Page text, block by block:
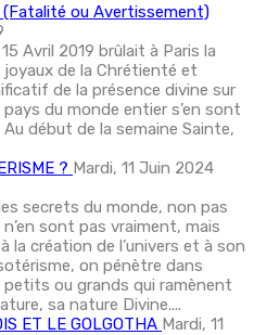
(Fatalité ou Avertissement)
2019 brûlait à Paris la
de la Chrétienté et
de la présence divine sur
du monde entier s’en sont
début de la semaine Sainte,
? Mardi, 11 Juin 2024
secrets du monde, non pas
sont pas vraiment, mais
la création de l’univers et à son
on pénètre dans
petits ou grands qui ramènent
sa nature Divine....
ET LE GOLGOTHA Mardi, 11